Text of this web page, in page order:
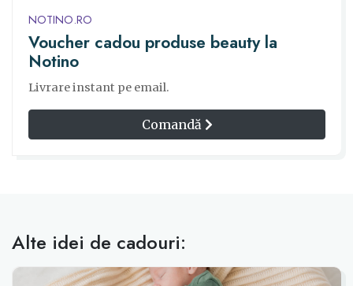
NOTINO.RO
Voucher cadou produse beauty la
Notino
Livrare instant pe email.
Comandă
Alte idei de cadouri: